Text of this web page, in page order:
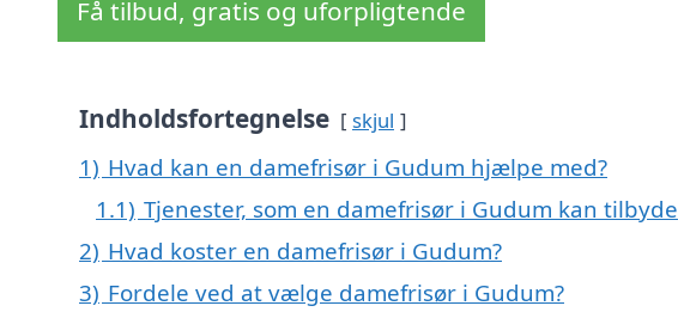
Få tilbud, gratis og uforpligtende
Indholdsfortegnelse skjul
1) Hvad kan en damefrisør i Gudum hjælpe med?
1.1) Tjenester, som en damefrisør i Gudum kan tilbyde
2) Hvad koster en damefrisør i Gudum?
3) Fordele ved at vælge damefrisør i Gudum?